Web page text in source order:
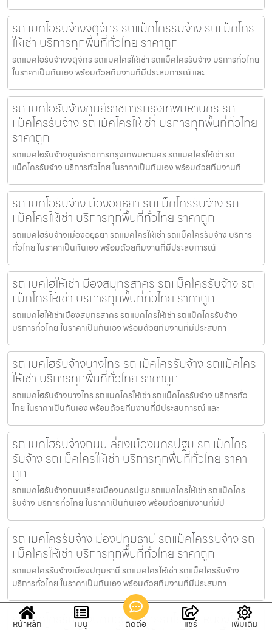
รถแบคโฮรับจ้างจตุจักร รถแม็คโครรับจ้าง รถแม็คโคร
ให้เช่า บริการทุกพื้นที่ทั่วไทย ราคาถูก
รถแบคโฮรับจ้างจตุจักร รถแมคโครให้เช่า รถแม็คโครรับจ้าง บริการทั่วไทย
ในราคาเป็นกันเอง พร้อมด้วยทีมงานที่มีประสบการณ์ และ
รถแบคโฮรับจ้างศูนย์ราชการกรุงเทพมหานคร รถ
แม็คโครรับจ้าง รถแม็คโครให้เช่า บริการทุกพื้นที่ทั่วไทย
ราคาถูก
รถแบคโฮรับจ้างศูนย์ราชการกรุงเทพมหานคร รถแมคโครให้เช่า รถ
แม็คโครรับจ้าง บริการทั่วไทย ในราคาเป็นกันเอง พร้อมด้วยทีมงานที
รถแบคโฮรับจ้างเมืองอยุธยา รถแม็คโครรับจ้าง รถ
แม็คโครให้เช่า บริการทุกพื้นที่ทั่วไทย ราคาถูก
รถแบคโฮรับจ้างเมืองอยุธยา รถแมคโครให้เช่า รถแม็คโครรับจ้าง บริการ
ทั่วไทย ในราคาเป็นกันเอง พร้อมด้วยทีมงานที่มีประสบการณ์
รถแบคโฮให้เช่าเมืองสมุทรสาคร รถแม็คโครรับจ้าง รถ
แม็คโครให้เช่า บริการทุกพื้นที่ทั่วไทย ราคาถูก
รถแบคโฮให้เช่าเมืองสมุทรสาคร รถแมคโครให้เช่า รถแม็คโครรับจ้าง
บริการทั่วไทย ในราคาเป็นกันเอง พร้อมด้วยทีมงานที่มีประสบกา
รถแบคโฮรับจ้างบางไทร รถแม็คโครรับจ้าง รถแม็คโคร
ให้เช่า บริการทุกพื้นที่ทั่วไทย ราคาถูก
รถแบคโฮรับจ้างบางไทร รถแมคโครให้เช่า รถแม็คโครรับจ้าง บริการทั่ว
ไทย ในราคาเป็นกันเอง พร้อมด้วยทีมงานที่มีประสบการณ์ และ
รถแบคโฮรับจ้างถนนเลี่ยงเมืองนครปฐม รถแม็คโคร
รับจ้าง รถแม็คโครให้เช่า บริการทุกพื้นที่ทั่วไทย ราคา
ถูก
รถแบคโฮรับจ้างถนนเลี่ยงเมืองนครปฐม รถแมคโครให้เช่า รถแม็คโคร
รับจ้าง บริการทั่วไทย ในราคาเป็นกันเอง พร้อมด้วยทีมงานที่มีป
รถแมคโครรับจ้างเมืองปทุมธานี รถแม็คโครรับจ้าง รถ
แม็คโครให้เช่า บริการทุกพื้นที่ทั่วไทย ราคาถูก
รถแมคโครรับจ้างเมืองปทุมธานี รถแมคโครให้เช่า รถแม็คโครรับจ้าง
บริการทั่วไทย ในราคาเป็นกันเอง พร้อมด้วยทีมงานที่มีประสบกา
รถแมคโครรับจ้างนิคมอุตสาหกรรมโรจนะ หนองใหญ่
หน้าหลัก เมนู ติดต่อ แชร์ เพิ่มเติม